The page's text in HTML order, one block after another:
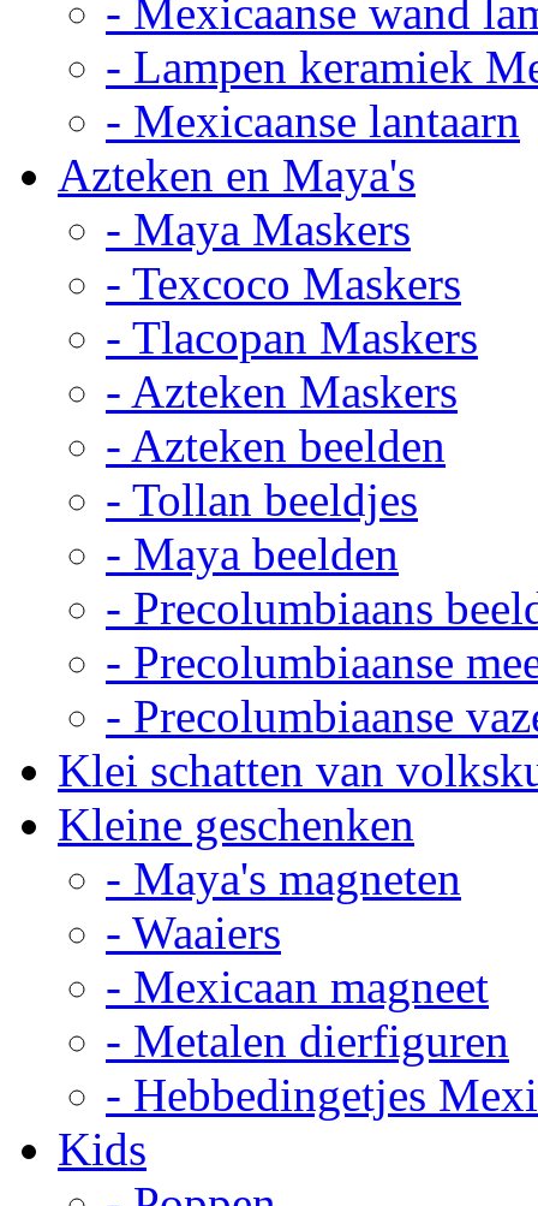
- Mexicaanse wand
- Lampen keramiek
- Mexicaanse lantaarn
Azteken en Maya's
- Maya Maskers
- Texcoco Maskers
- Tlacopan Maskers
- Azteken Maskers
- Azteken beelden
- Tollan beeldjes
- Maya beelden
- Precolumbiaans
- Precolumbiaanse
- Precolumbiaanse
Klei schatten van
Kleine geschenken
- Maya's magneten
- Waaiers
- Mexicaan magneet
- Metalen dierfiguren
- Hebbedingetjes
Kids